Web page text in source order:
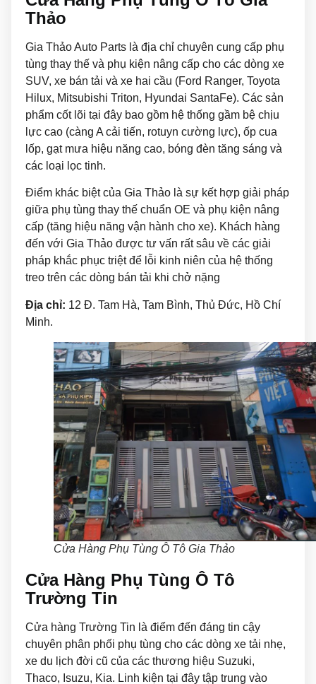
Thảo
Gia Thảo Auto Parts là địa chỉ chuyên cung cấp phụ
tùng thay thế và phụ kiện nâng cấp cho các dòng xe
SUV, xe bán tải và xe hai cầu (Ford Ranger, Toyota
Hilux, Mitsubishi Triton, Hyundai SantaFe). Các sản
phẩm cốt lõi tại đây bao gồm hệ thống gầm bệ chịu
lực cao (càng A cải tiến, rotuyn cường lực), ốp cua
lốp, gạt mưa hiệu năng cao, bóng đèn tăng sáng và
các loại lọc tinh.
Điểm khác biệt của Gia Thảo là sự kết hợp giải pháp
giữa phụ tùng thay thế chuẩn OE và phụ kiện nâng
cấp (tăng hiệu năng vận hành cho xe). Khách hàng
đến với Gia Thảo được tư vấn rất sâu về các giải
pháp khắc phục triệt để lỗi kinh niên của hệ thống
treo trên các dòng bán tải khi chở nặng
Địa chỉ: 12 Đ. Tam Hà, Tam Bình, Thủ Đức, Hồ Chí
Minh.
Cửa Hàng Phụ Tùng Ô Tô Gia Thảo
Cửa Hàng Phụ Tùng Ô Tô
Trường Tin
Cửa hàng Trường Tin là điểm đến đáng tin cậy
chuyên phân phối phụ tùng cho các dòng xe tải nhẹ,
xe du lịch đời cũ của các thương hiệu Suzuki,
Thaco, Isuzu, Kia. Linh kiện tại đây tập trung vào